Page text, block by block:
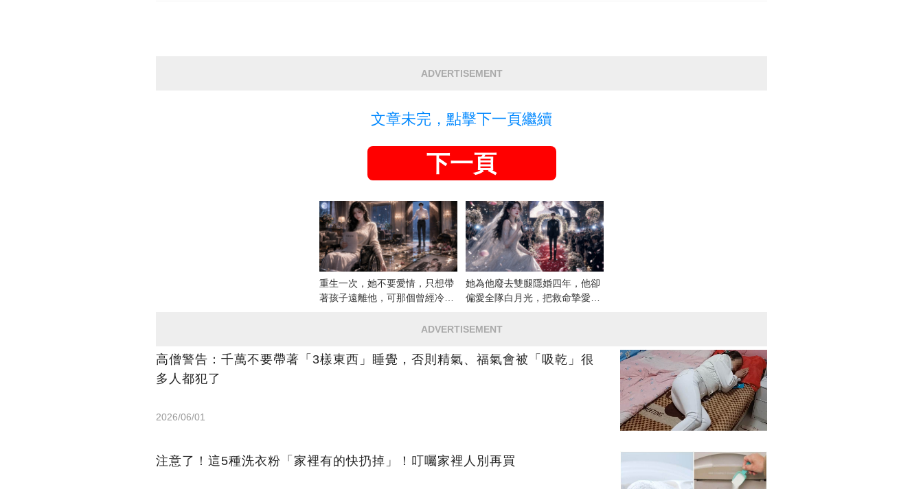
ADVERTISEMENT
文章未完，點擊下一頁繼續
下一頁
重生一次，她不要愛情，只想帶
著孩子遠離他，可那個曾經冷漠
她為他廢去雙腿隱婚四年，他卻
偏愛全隊白月光，把救命摯愛當
ADVERTISEMENT
高僧警告：千萬不要帶著「3樣東西」睡覺，否則精氣、福氣會被「吸乾」很
多人都犯了
2026/06/01
注意了！這5種洗衣粉「家裡有的快扔掉」！叮囑家裡人別再買